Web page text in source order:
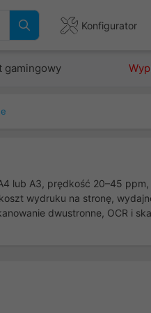
Konfigurator
gamingowy
lub A3, prędkość 20–45
wydruku na stronę,
dwustronne, OCR i